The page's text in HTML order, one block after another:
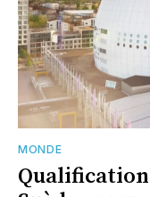
MONDE